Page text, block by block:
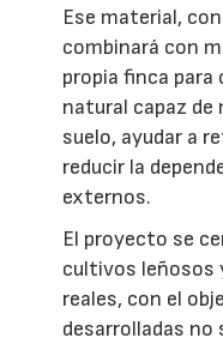
Ese material,
combinará con
propia finca
natural capaz de
suelo, ayudar a
reducir la
externos.
El proyecto se
cultivos leñosos
reales, con el
desarrolladas no